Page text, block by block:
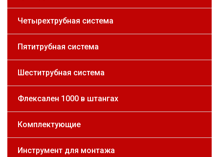
Четырехтрубная система
Пятитрубная система
Шеститрубная система
Флексален 1000 в штангах
Комплектующие
Инструмент для монтажа